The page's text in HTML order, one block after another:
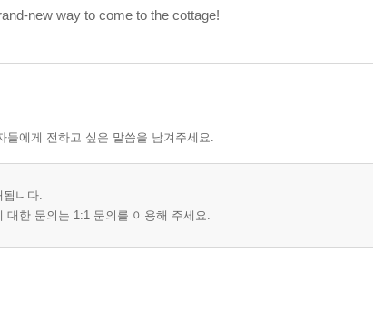
new way to come to the cottage!
에게 전하고 싶은 말씀을 남겨주세요.
됩니다.
대한 문의는 1:1 문의를 이용해 주세요.